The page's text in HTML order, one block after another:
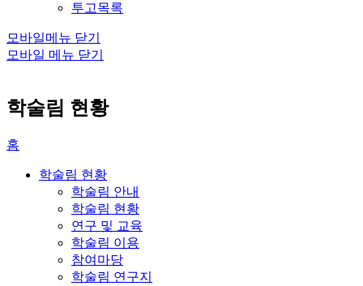
투고목록
모바일메뉴 닫기
모바일 메뉴 닫기
학술림 현황
홈
학술림 현황
학술림 안내
학술림 현황
연구 및 교육
학술림 이용
참여마당
학술림 연구지